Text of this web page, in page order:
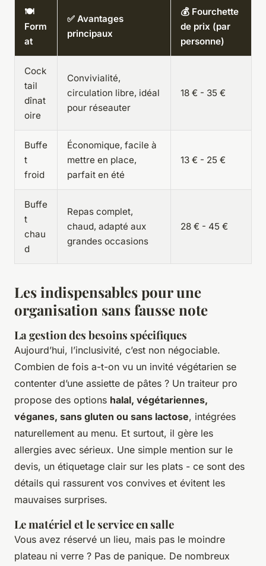
🍽️
Form
at
✅ Avantages
principaux
💰 Fourchette
de prix (par
personne)
Cock
tail
dînat
oire
Convivialité,
circulation libre, idéal
pour réseauter
18 € - 35 €
Buffe
t
froid
Économique, facile à
mettre en place,
parfait en été
13 € - 25 €
Buffe
t
chau
d
Repas complet,
chaud, adapté aux
grandes occasions
28 € - 45 €
Les indispensables pour une
organisation sans fausse note
La gestion des besoins spécifiques
Aujourd’hui, l’inclusivité, c’est non négociable.
Combien de fois a-t-on vu un invité végétarien se
contenter d’une assiette de pâtes ? Un traiteur pro
propose des options halal, végétariennes,
véganes, sans gluten ou sans lactose, intégrées
naturellement au menu. Et surtout, il gère les
allergies avec sérieux. Une simple mention sur le
devis, un étiquetage clair sur les plats - ce sont des
détails qui rassurent vos convives et évitent les
mauvaises surprises.
Le matériel et le service en salle
Vous avez réservé un lieu, mais pas le moindre
plateau ni verre ? Pas de panique. De nombreux